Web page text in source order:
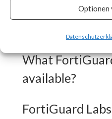
Optionen
made available
What
available?
FortiGuard